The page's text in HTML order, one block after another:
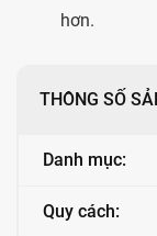
hơn.
THÔNG SỐ
Danh mục:
Quy cách: